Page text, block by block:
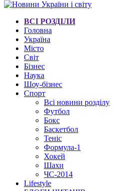
ВСІ РОЗДІЛИ
Головна
Україна
Місто
Світ
Бізнес
Наука
Шоу-бізнес
Спорт
Всі новини розділу
Футбол
Бокс
Баскетбол
Теніс
Формула-1
Хокей
Шахи
ЧС-2014
Lifestyle